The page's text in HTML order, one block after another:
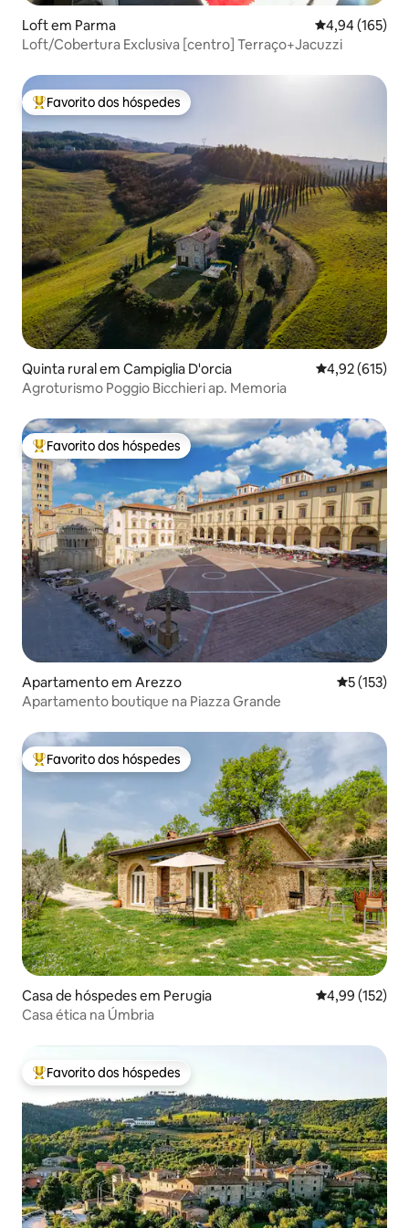
Loft em Parma Classificação
4,94 (165)
Loft/Cobertura Exclusiva [centro] Terraço+Jacuzzi
Favoritos dos hóspedes mais apreciados
Favorito dos hóspedes
Quinta rural em Campiglia D'orcia Classificação
4,92 (615)
Agroturismo Poggio Bicchieri ap. Memoria
Favoritos dos hóspedes mais apreciados
Favorito dos hóspedes
Apartamento em Arezzo
5 (153)
Apartamento boutique na Piazza Grande
Favoritos dos hóspedes mais apreciados
Favorito dos hóspedes
Casa de hóspedes em Perugia Classificação
4,99 (152)
Casa ética na Úmbria
Favoritos dos hóspedes mais apreciados
Favorito dos hóspedes